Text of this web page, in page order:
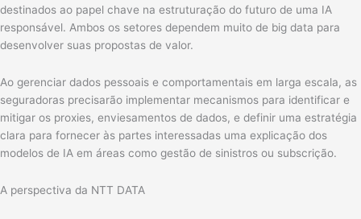
destinados ao papel chave na estruturação do futuro de uma IA
responsável. Ambos os setores dependem muito de big data para
desenvolver suas propostas de valor.
Ao gerenciar dados pessoais e comportamentais em larga escala, as
seguradoras precisarão implementar mecanismos para identificar e
mitigar os proxies, enviesamentos de dados, e definir uma estratégia
clara para fornecer às partes interessadas uma explicação dos
modelos de IA em áreas como gestão de sinistros ou subscrição.
A perspectiva da NTT DATA